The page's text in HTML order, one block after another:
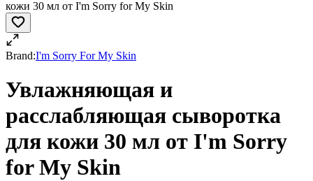
кожи 30 мл от I'm Sorry for My Skin
Brand:I'm Sorry For My Skin
Увлажняющая и
расслабляющая сыворотка
для кожи 30 мл от I'm Sorry
for My Skin